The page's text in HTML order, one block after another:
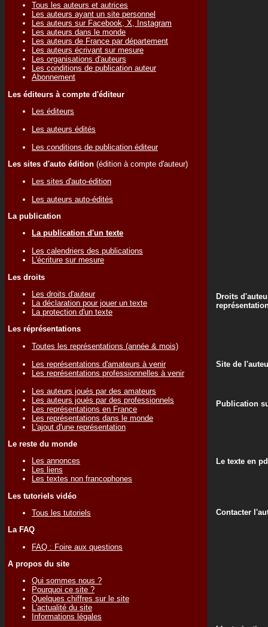
Tous les auteurs et autrices
Les auteurs ayant un site personnel
Les auteurs sur Facebook, X, Instagram
Les auteurs dans le monde
Les auteurs de France par département
Les auteurs écrivant sur mesure
Les organisations d'auteurs
Les conditions de publication auteur
Abonnement
Les éditeurs à compte d'éditeur
Les éditeurs
Les auteurs édités
Les conditions de publication éditeur
Les sites d'auto édition (édition à compte d'auteur)
Les sites d'auto-édition
Les auteurs auto-édités
La publication
La publication d'un texte
Les calendriers des publications
L'écriture sur mesure
Les droits
Les droits d'auteur
La déclaration pour jouer un texte
La protection d'un texte
Les réprésentations
Toutes les représentations (année & mois)
Les représentations d'amateurs à venir
Les représentations professionnelles à venir
Les auteurs joués par des amateurs
Les auteurs joués par des professionnels
Les représentations en France
Les représentations dans le monde
L'ajout d'une représentation
Le reste du monde
Les annonces
Les liens
Les textes non francophones
Les tutoriels vidéo
Tous les tutoriels
La FAQ
FAQ : Foire aux questions
A propos du site
Qui sommes nous ?
Pourquoi ce site ?
Quelques chiffres sur le site
L'actualité du site
Informations légales
Droits
Site de
Publication
Le texte en
Contacter